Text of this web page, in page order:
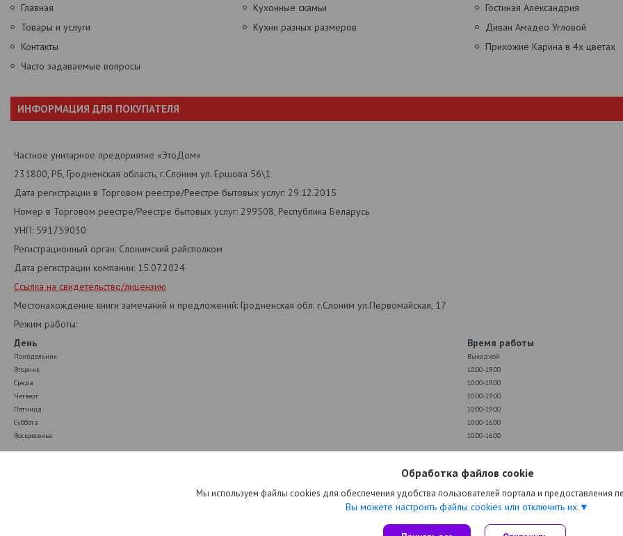
Главная
Товары и услуги
Контакты
Часто задаваемые вопросы
Кухонные скамьи
Кухни разных размеров
Гостиная Александрия
Диван Амадео Угловой
Прихожие Карина в 4х цветах
ИНФОРМАЦИЯ ДЛЯ ПОКУПАТЕЛЯ
Частное унитарное предприятие «ЭтоДом»
231800, РБ, Гродненская область, г.Слоним ул. Ершова 56\1
Дата регистрации в Торговом реестре/Реестре бытовых услуг: 29.12.2015
Номер в Торговом реестре/Реестре бытовых услуг: 299508, Республика Беларусь
УНП: 591759030
Регистрационный орган: Слонимский райсполком
Дата регистрации компании: 15.07.2024
Ссылка на свидетельство/лицензию
Местонахождение книги замечаний и предложений: Гродненская обл. г.Слоним ул.Первомайская, 17
Режим работы:
День
Время работы
Понедельник
Выходной
Вторник
10:00-19:00
Среда
10:00-19:00
Четверг
10:00-19:00
Пятница
10:00-19:00
Суббота
10:00-16:00
Воскресенье
10:00-16:00
Ищете Гостиная Невио-2 в Слониме, Барановичах, Лиде или Волковыске? Перед покупкой в Ами Мебель или Пинскдрев сравните цены на
Обработка файлов cookie
Мы используем файлы cookies для обеспечения удобства пользователей портала и предоставления
Вы можете настроить файлы cookies или отключить их.